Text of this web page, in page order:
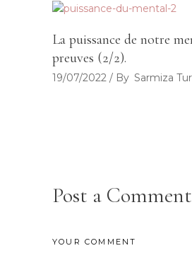
La puissance de notre
preuves (2/2).
19/07/2022 By Sarmiza
Post a Comment